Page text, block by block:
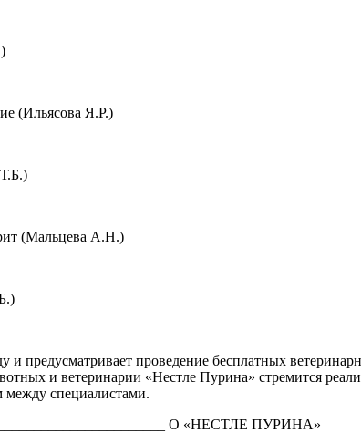
(Ильясова Я.Р.)
(Мальцева А.Н.)
и предусматривает проведение бесплатных
и ветеринарии «Нестле Пурина» стремится
специалистами.
О «НЕСТЛЕ ПУРИНА»